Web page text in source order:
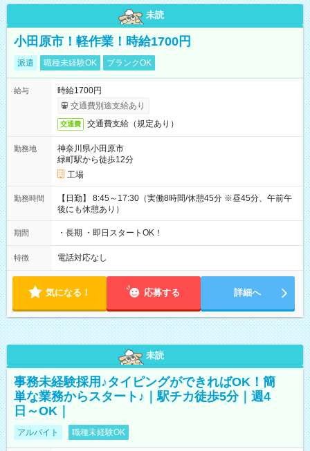
未読
小田原市！軽作業！時給1700円
派遣 職種未経験OK ブランクOK
給与
時給1700円
交通費別途支給あり
交通費 交通費支給（規定あり）
勤務地
神奈川県小田原市
緑町駅から徒歩12分
工場
勤務時間
【日勤】 8:45～17:30（実働8時間/休憩45分 ※昼45分、午前午
後にも休憩あり）
期間 ・長期 ・即日スタートOK！
特徴 電話対応なし
気になる！ 応募する 詳細へ
未読
事務未経験採用♪タイピングができればOK！簡
単な業務からスタート♪｜駅チカ徒歩5分｜週4
日～OK｜
アルバイト 職種未経験OK